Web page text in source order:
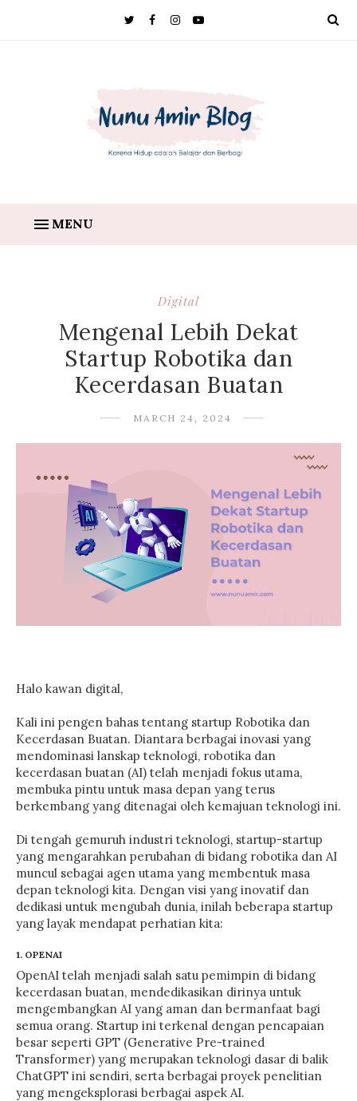
MENU
Digital
Mengenal Lebih Dekat
Startup Robotika dan
Kecerdasan Buatan
MARCH 24, 2024
Halo kawan digital,
Kali ini pengen bahas tentang startup Robotika dan
Kecerdasan Buatan. Diantara berbagai inovasi yang
mendominasi lanskap teknologi, robotika dan
kecerdasan buatan (AI) telah menjadi fokus utama,
membuka pintu untuk masa depan yang terus
berkembang yang ditenagai oleh kemajuan teknologi ini.
Di tengah gemuruh industri teknologi, startup-startup
yang mengarahkan perubahan di bidang robotika dan AI
muncul sebagai agen utama yang membentuk masa
depan teknologi kita. Dengan visi yang inovatif dan
dedikasi untuk mengubah dunia, inilah beberapa startup
yang layak mendapat perhatian kita:
1. OPENAI
OpenAI telah menjadi salah satu pemimpin di bidang
kecerdasan buatan, mendedikasikan dirinya untuk
mengembangkan AI yang aman dan bermanfaat bagi
semua orang. Startup ini terkenal dengan pencapaian
besar seperti GPT (Generative Pre-trained
Transformer) yang merupakan teknologi dasar di balik
ChatGPT ini sendiri, serta berbagai proyek penelitian
yang mengeksplorasi berbagai aspek AI.